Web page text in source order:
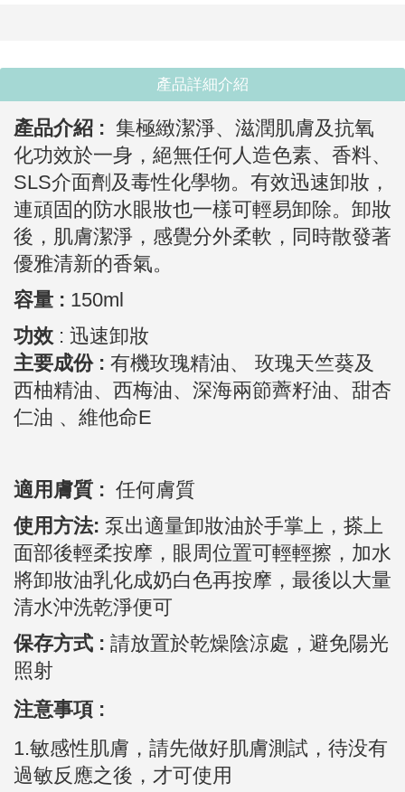
產品詳細介紹
產品介紹 : 集極緻潔淨、滋潤肌膚及抗氧
化功效於一身，絕無任何人造色素、香料、
SLS介面劑及毒性化學物。有效迅速卸妝，
連頑固的防水眼妝也一樣可輕易卸除。卸妝
後，肌膚潔淨，感覺分外柔軟，同時散發著
優雅清新的香氣。
容量 : 150ml
功效 : 迅速卸妝
主要成份 : 有機玫瑰精油、 玫瑰天竺葵及
西柚精油、西梅油、深海兩節薺籽油、甜杏
仁油 、維他命E
適用膚質 : 任何膚質
使用方法: 泵出適量卸妝油於手掌上，搽上
面部後輕柔按摩，眼周位置可輕輕擦，加水
將卸妝油乳化成奶白色再按摩，最後以大量
清水沖洗乾淨便可
保存方式 : 請放置於乾燥陰涼處，避免陽光
照射
注意事項 :
1.敏感性肌膚，請先做好肌膚測試，待没有
過敏反應之後，才可使用